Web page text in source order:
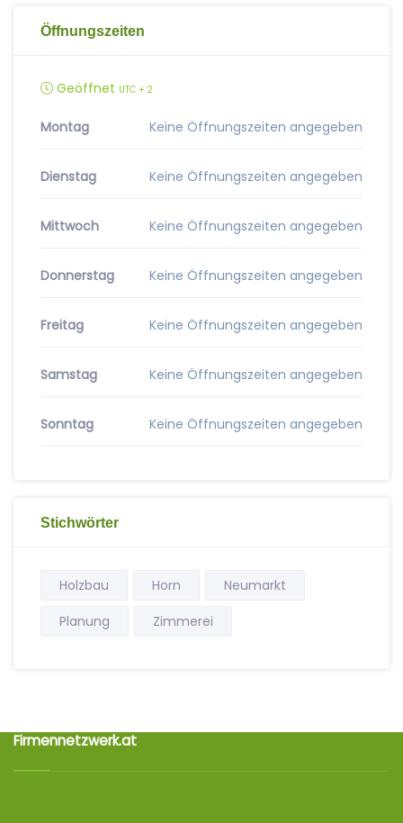
Öffnungszeiten
Geöffnet UTC + 2
Montag Keine Öffnungszeiten angegeben
Dienstag Keine Öffnungszeiten angegeben
Mittwoch Keine Öffnungszeiten angegeben
Donnerstag Keine Öffnungszeiten angegeben
Freitag Keine Öffnungszeiten angegeben
Samstag Keine Öffnungszeiten angegeben
Sonntag Keine Öffnungszeiten angegeben
Stichwörter
Holzbau Horn
Neumarkt
Planung
Zimmerei
Firmennetzwerk.at